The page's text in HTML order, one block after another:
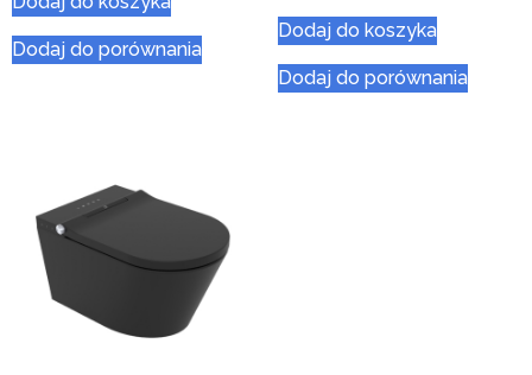
Dodaj do porównania
Dodaj do koszyka
Dodaj do porównania